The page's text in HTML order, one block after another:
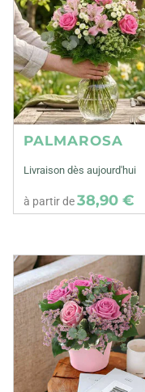
PALMAROSA
Livraison dès aujourd'hui
à partir de38,90 €